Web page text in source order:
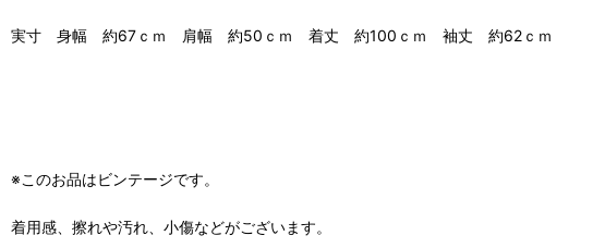
実寸 身幅 約67ｃｍ 肩幅 約50ｃｍ 着丈 約100ｃｍ 袖丈 約62ｃｍ
※このお品はビンテージです。
着用感、擦れや汚れ、小傷などがございます。